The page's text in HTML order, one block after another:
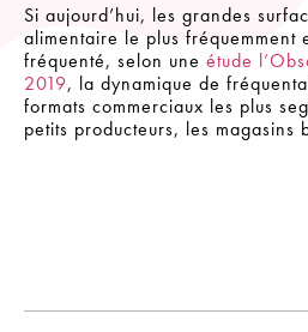
Si aujourd’hui, les grandes
alimentaire le plus fréquemment
fréquenté, selon une étude
2019, la dynamique de
formats commerciaux les plus
petits producteurs, les magasins